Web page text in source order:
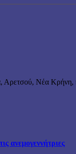
Αρετσού, Νέα Κρήνη,
ανεμογεννήτριες